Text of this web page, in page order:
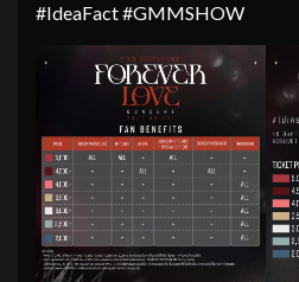
#IdeaFact #GMMSHOW